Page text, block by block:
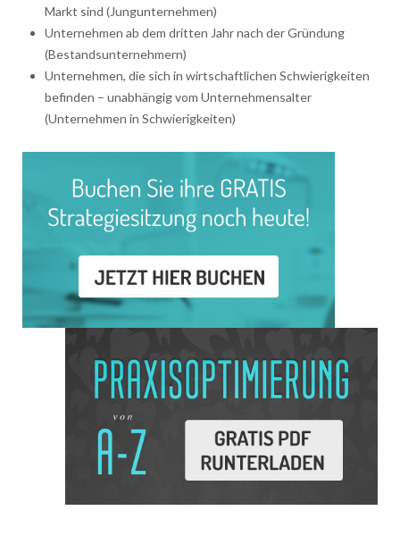
Markt sind (Jungunternehmen)
Unternehmen ab dem dritten Jahr nach der Gründung
(Bestandsunternehmern)
Unternehmen, die sich in wirtschaftlichen Schwierigkeiten
befinden – unabhängig vom Unternehmensalter
(Unternehmen in Schwierigkeiten)